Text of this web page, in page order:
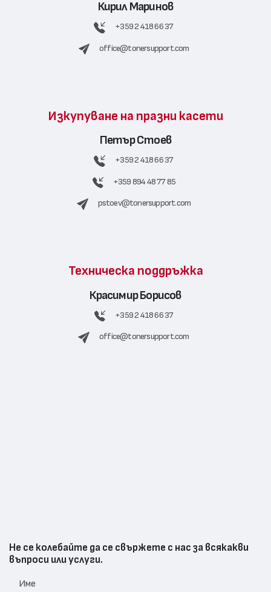
Кирил Маринов
+359 2 418 66 37
office@tonersupport.com
Изкупуване на празни касети
Петър Стоев
+359 2 418 66 37
+359 894 48 77 85
pstoev@tonersupport.com
Техническа поддръжка
Красимир Борисов
+359 2 418 66 37
office@tonersupport.com
Не се колебайте да се свържете с нас за всякакви
въпроси или услуги.
Име